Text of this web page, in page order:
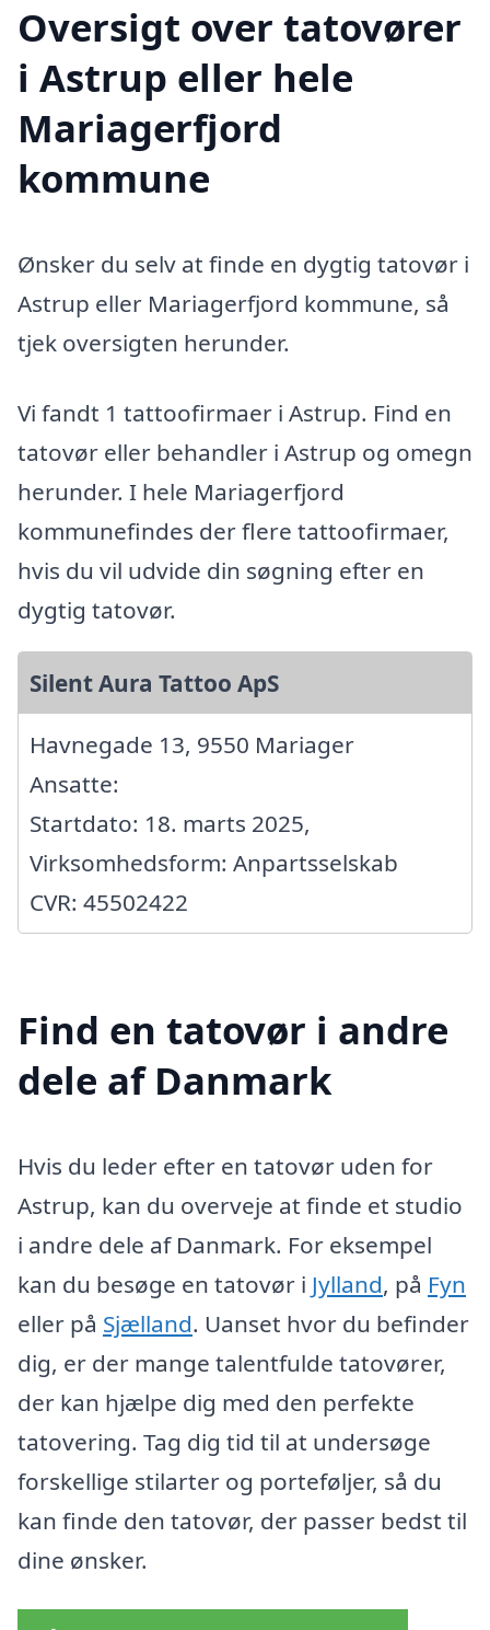
Oversigt over tatovører
i Astrup eller hele
Mariagerfjord
kommune
Ønsker du selv at finde en dygtig tatovør i
Astrup eller Mariagerfjord kommune, så
tjek oversigten herunder.
Vi fandt 1 tattoofirmaer i Astrup. Find en
tatovør eller behandler i Astrup og omegn
herunder. I hele Mariagerfjord
kommunefindes der flere tattoofirmaer,
hvis du vil udvide din søgning efter en
dygtig tatovør.
Silent Aura Tattoo ApS
Havnegade 13, 9550 Mariager
Ansatte:
Startdato: 18. marts 2025,
Virksomhedsform: Anpartsselskab
CVR: 45502422
Find en tatovør i andre
dele af Danmark
Hvis du leder efter en tatovør uden for
Astrup, kan du overveje at finde et studio
i andre dele af Danmark. For eksempel
kan du besøge en tatovør i Jylland, på Fyn
eller på Sjælland. Uanset hvor du befinder
dig, er der mange talentfulde tatovører,
der kan hjælpe dig med den perfekte
tatovering. Tag dig tid til at undersøge
forskellige stilarter og porteføljer, så du
kan finde den tatovør, der passer bedst til
dine ønsker.